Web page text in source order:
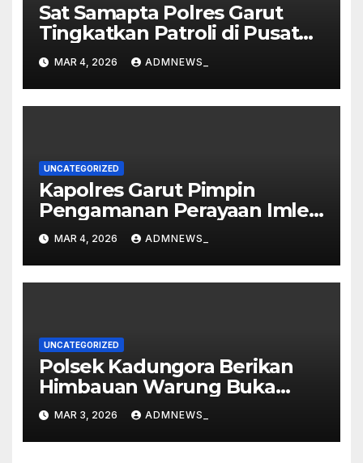
Sat Samapta Polres Garut
Tingkatkan Patroli di Pusat
Perbelanjaan
MAR 4, 2026 ADMNEWS_
UNCATEGORIZED
Kapolres Garut Pimpin
Pengamanan Perayaan Imlek
dan Malam Cap Go Meh
2577/2026 di Vihara Dharma
Loka
MAR 4, 2026 ADMNEWS_
UNCATEGORIZED
Polsek Kadungora Berikan
Himbauan Warung Buka
Siang Hari
MAR 3, 2026 ADMNEWS_